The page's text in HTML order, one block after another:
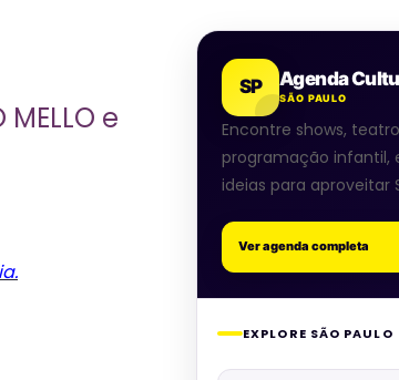
MELLO e
SP Agenda
SÃO PAULO
Encontre shows,
programação infantil,
ideias para aproveitar
Ver agenda completa
EXPLORE SÃO PAULO